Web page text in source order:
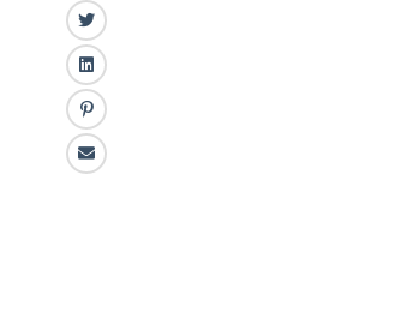
ا
ي
س
ب
و
ك
ت
و
ي
ت
ر
ل
ي
ن
ك
ـ
ب
ن
تا